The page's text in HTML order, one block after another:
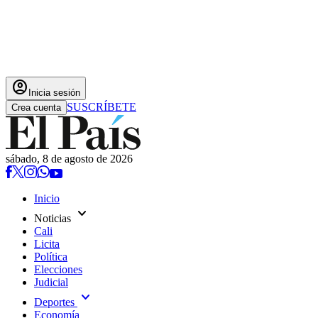
account_circle Inicia sesión
Crea cuenta SUSCRÍBETE
sábado, 8 de agosto de 2026
Inicio
Noticias expand_more
Cali
Licita
Política
Elecciones
Judicial
Deportes expand_more
Economía